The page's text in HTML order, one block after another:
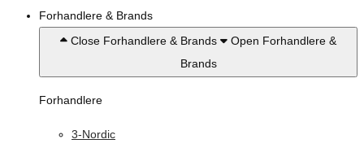
Forhandlere & Brands
Close Forhandlere & Brands
Open Forhandlere &
Brands
Forhandlere
3-Nordic